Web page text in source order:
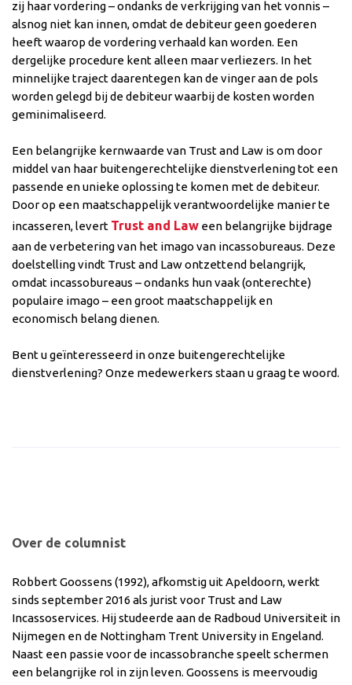
zij haar vordering – ondanks de verkrijging van het vonnis –
alsnog niet kan innen, omdat de debiteur geen goederen
heeft waarop de vordering verhaald kan worden. Een
dergelijke procedure kent alleen maar verliezers. In het
minnelijke traject daarentegen kan de vinger aan de pols
worden gelegd bij de debiteur waarbij de kosten worden
geminimaliseerd.
Een belangrijke kernwaarde van Trust and Law is om door
middel van haar buitengerechtelijke dienstverlening tot een
passende en unieke oplossing te komen met de debiteur.
Door op een maatschappelijk verantwoordelijke manier te
incasseren, levert Trust and Law een belangrijke bijdrage
aan de verbetering van het imago van incassobureaus. Deze
doelstelling vindt Trust and Law ontzettend belangrijk,
omdat incassobureaus – ondanks hun vaak (onterechte)
populaire imago – een groot maatschappelijk en
economisch belang dienen.
Bent u geïnteresseerd in onze buitengerechtelijke
dienstverlening? Onze medewerkers staan u graag te woord.
Over de columnist
Robbert Goossens (1992), afkomstig uit Apeldoorn, werkt
sinds september 2016 als jurist voor Trust and Law
Incassoservices. Hij studeerde aan de Radboud Universiteit in
Nijmegen en de Nottingham Trent University in Engeland.
Naast een passie voor de incassobranche speelt schermen
een belangrijke rol in zijn leven. Goossens is meervoudig